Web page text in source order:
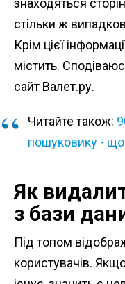
знаходяться
стільки ж
Крім цієї
містить.
сайт Валет.ру.
Читайте також:
пошуковику - що
Як
з бази
Під топом
користувачів.